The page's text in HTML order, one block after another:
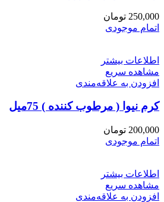
250,000 تومان
اتمام موجودی
اطلاعات بیشتر
مشاهده سریع
افزودن به علاقه‌مندی
کرم نیوا ( مرطوب کننده ) 75میل
200,000 تومان
اتمام موجودی
اطلاعات بیشتر
مشاهده سریع
افزودن به علاقه‌مندی